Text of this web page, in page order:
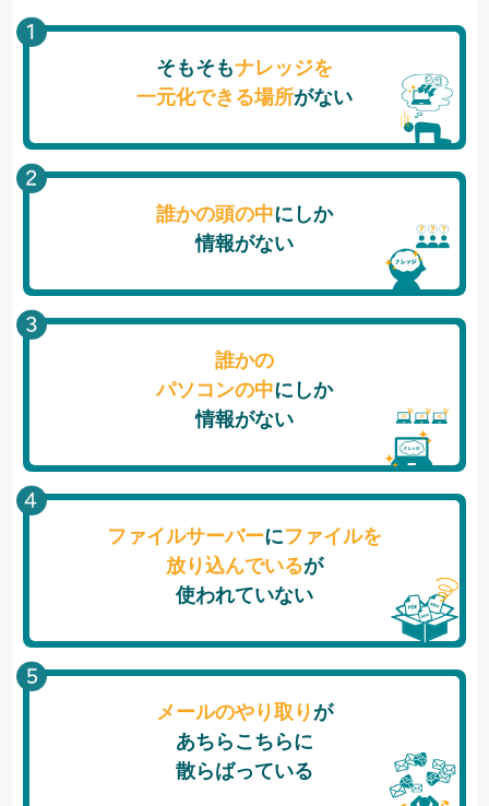
そもそもナレッジを
一元化できる場所がない
誰かの頭の中にしか
情報がない
誰かの
パソコンの中にしか
情報がない
ファイルサーバーにファイルを
放り込んでいるが
使われていない
メールのやり取り が
あちらこちらに
散らばっている